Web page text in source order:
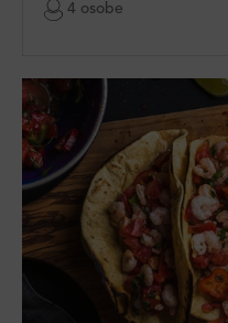
4 osobe